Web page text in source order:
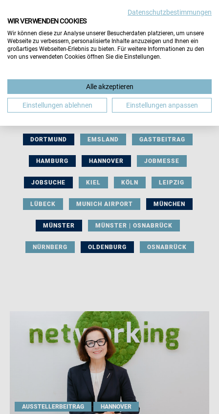
BERUFLICHE ORIENTIERUNG BEWERBUNG
DORTMUND EMSLAND GASTBEITRAG
HAMBURG HANNOVER JOBMESSE
JOBSUCHE KIEL KÖLN LEIPZIG
LÜBECK MUNICH AIRPORT MÜNCHEN
MÜNSTER MÜNSTER | OSNABRÜCK
NÜRNBERG OLDENBURG OSNABRÜCK
AUSSTELLERBEITRAG HANNOVER
Datenschutzbestimmungen
WIR VERWENDEN COOKIES
Wir können diese zur Analyse unserer Besucherdaten platzieren, um unsere
Webseite zu verbessern, personalisierte Inhalte anzuzeigen und Ihnen ein
großartiges Webseiten-Erlebnis zu bieten. Für weitere Informationen zu den
von uns verwendeten Cookies öffnen Sie die Einstellungen.
Alle akzeptieren
Einstellungen ablehnen Einstellungen anpassen